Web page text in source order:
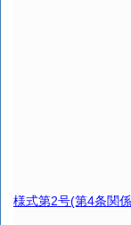
様式第2号(第4条関